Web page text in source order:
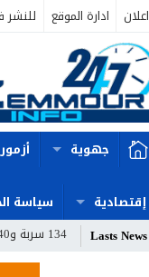
اعلان ادارة الموقع للنشر
جهوية أزمور
إقتصادية
سياسة
Lasts News
134 سربة و2140 فارسا في إحصاء قياسي لموسم مولاي عبد الله أمغار